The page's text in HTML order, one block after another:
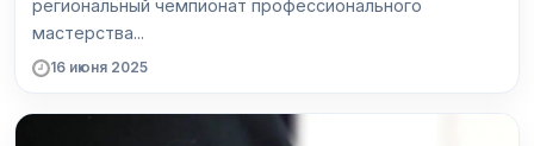
региональный чемпионат профессионального
мастерства...
16 июня 2025